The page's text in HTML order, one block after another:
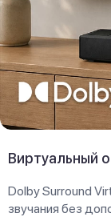
Виртуальный
Dolby Surround
звучания без